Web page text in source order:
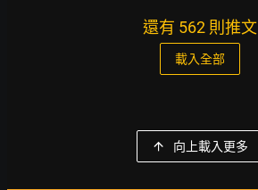
還有 562 則推文
載入全部
向上載入更多